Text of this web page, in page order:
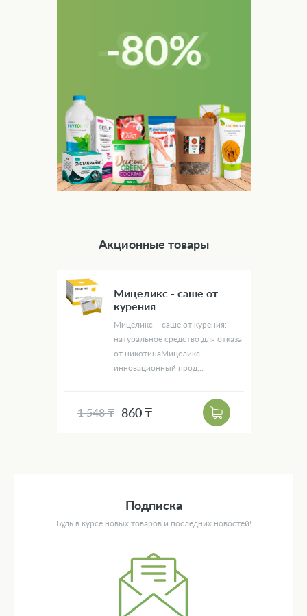
Акционные товары
Мицеликс - саше от
курения
Мицеликс – саше от курения:
натуральное средство для отказа
от никотинаМицеликс –
инновационный прод...
1 548 ₸ 860 ₸
Подписка
Будь в курсе новых товаров и последних новостей!